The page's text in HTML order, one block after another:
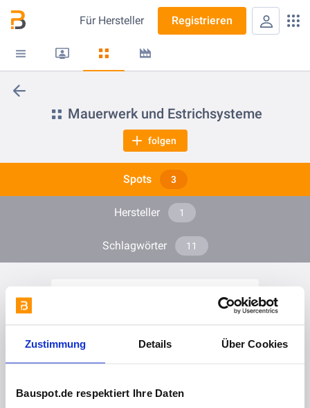
Zustimmung Details Über Cookies
Bauspot.de respektiert Ihre Daten
Für Hersteller Registrieren
Mauerwerk und Estrichsysteme
folgen
Spots 3
Hersteller 1
Schlagwörter 11